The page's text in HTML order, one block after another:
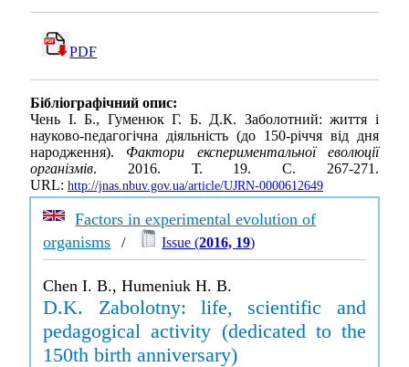
PDF
Бібліографічний опис:
Чень І. Б., Гуменюк Г. Б. Д.К. Заболотний: життя і
науково-педагогічна діяльність (до 150-річчя від дня
народження). Фактори експериментальної еволюції
організмів. 2016. Т. 19. С. 267-271.
URL: http://jnas.nbuv.gov.ua/article/UJRN-0000612649
Factors in experimental evolution of
organisms / Issue (2016, 19)
Chen I. B., Humeniuk H. B.
D.K. Zabolotny: life, scientific and
pedagogical activity (dedicated to the
150th birth anniversary)